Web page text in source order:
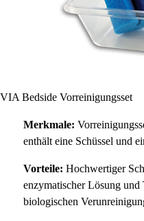
VIA Bedside Vorreinigungsset
Merkmale:
enthält eine Schüssel und
Vorteile: Hochwertiger
enzymatischer Lösung
biologischen